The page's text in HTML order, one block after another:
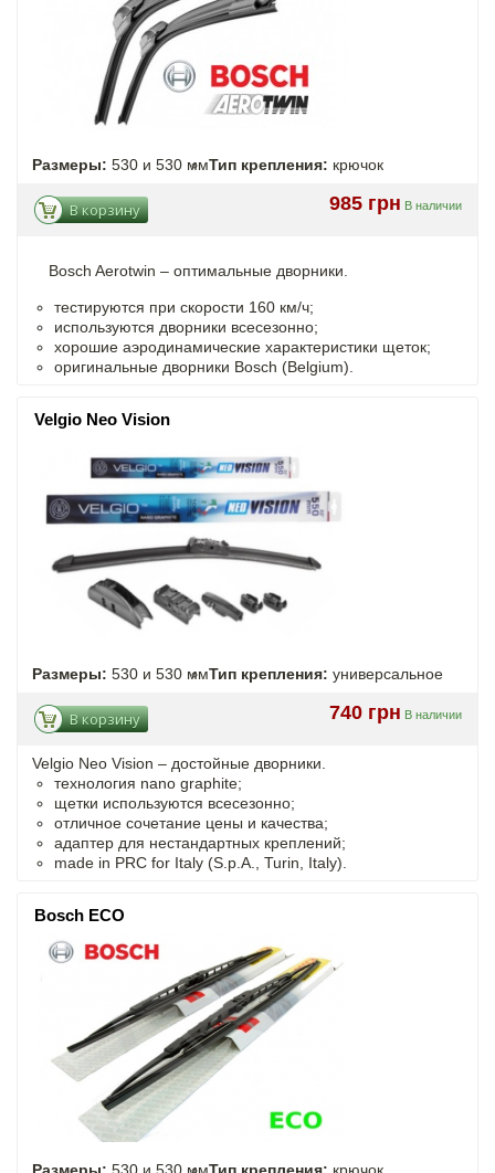
Размеры: 530 и 530 ммТип крепления: крючок
985 грн В наличии
В корзину
Bosch Aerotwin – оптимальные дворники.
тестируются при скорости 160 км/ч;
используются дворники всесезонно;
хорошие аэродинамические характеристики щеток;
оригинальные дворники Bosch (Belgium).
Velgio Neo Vision
Размеры: 530 и 530 ммТип крепления: универсальное
740 грн В наличии
В корзину
Velgio Neo Vision – достойные дворники.
технология nano graphite;
щетки используются всесезонно;
отличное сочетание цены и качества;
адаптер для нестандартных креплений;
made in PRC for Italy (S.p.A., Turin, Italy).
Bosch ECO